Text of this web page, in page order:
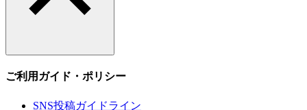
ご利用ガイド・ポリシー
SNS投稿ガイドライン